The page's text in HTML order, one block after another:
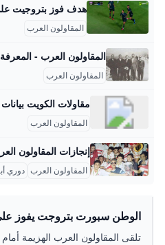
المقاولون العرب
المقاولون العرب
المقاولون العرب
المقاولون العرب دوري
الوطن سبورت
الدوري بهدف نظيف
تلقى المقاولون العرب الهزيمة